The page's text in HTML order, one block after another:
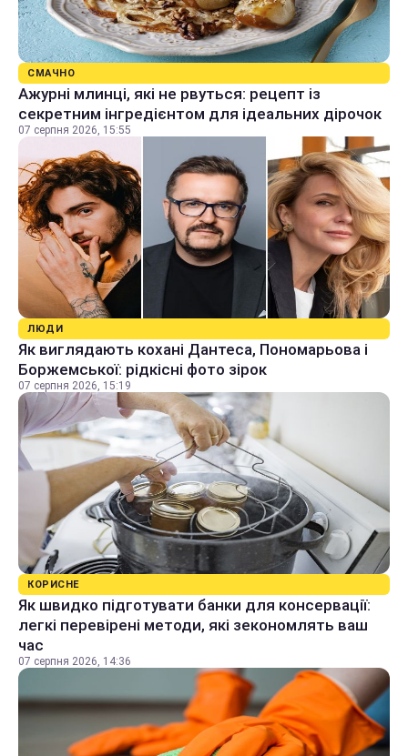
СМАЧНО
Ажурні млинці, які не рвуться: рецепт із
секретним інгредієнтом для ідеальних дірочок
07 серпня 2026, 15:55
ЛЮДИ
Як виглядають кохані Дантеса, Пономарьова і
Боржемської: рідкісні фото зірок
07 серпня 2026, 15:19
КОРИСНЕ
Як швидко підготувати банки для консервації:
легкі перевірені методи, які зекономлять ваш
час
07 серпня 2026, 14:36